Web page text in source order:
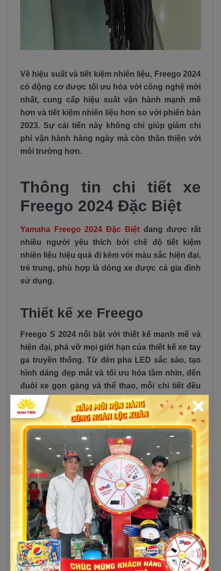
Về hiệu suất và tiết kiệm nhiên liệu, Freego 2024
có động cơ được tối ưu hóa với công nghệ mới
nhất, cung cấp hiệu suất vận hành mạnh mẽ
hơn và tiết kiệm nhiên liệu hơn so với phiên bản
2023. Sự cải tiến này không chỉ giúp giảm chi
phí vận hành hàng ngày mà còn thân thiện với
môi trường hơn.
Thông tin chi tiết xe
Freego 2024 Đặc Biệt
Yamaha Freego 2024 Đặc Biệt đang được rất
nhiều người yêu thích bởi chế độ tiết kiệm
nhiên liệu hiệu quả đi kèm với màu sắc hiện đại,
trẻ trung, phù hợp là dòng xe được cả gia đình
sử dụng.
Thiết kế xe Freego
Freego S 2024 nổi bật với thiết kế mạnh mẽ và
hiện đại, phá vỡ mọi giới hạn của thiết kế xe tay
ga truyền thống. Từ đèn pha LED sắc sảo, tạo
hình dáng đẹp mắt và tối ưu hóa tầm nhìn, đến
đuôi xe gọn gàng và thể thao, mỗi chi tiết đều
được chăm chút để tôn lên vẻ đẹp độc đáo và
cá tính của xe.
Yamaha Freego S 2024, với phiên bản mới nhất
của mình, tiếp tục thể hiện sự kết hợp hoàn hảo
giữa thiết kế thời trang và tính năng tiện ích, đã
trở thành điểm nhấn trong phân khúc xe tay ga.
Đặc biệt, thiết kế thể thao hiện đại cùng với
những đường cong mượt mà không chỉ tạo nên
vẻ ngoài cuốn hút mà còn phản ánh phong
cách sống năng động của người lái. Dáng xe
nhỏ gọn, linh hoạt là lựa chọn lý tưởng để di
chuyển trong những con hẻm nhỏ hay đường
phố đông đúc của đô thị, mang lại sự thuận tiện